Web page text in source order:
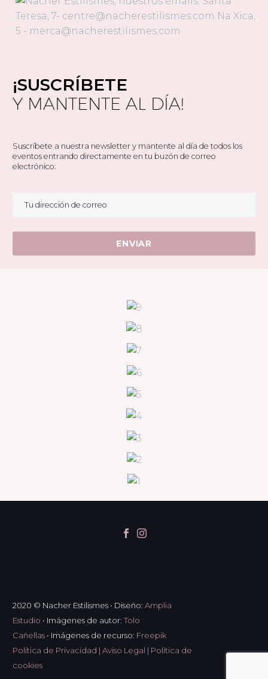
¡SUSCRÍBETE
Y MANTENTE AL DÍA!
Suscríbete a nuestra newsletter y mantente al día de todos los
eventos entrando directamente en tu buzón de correo
electrónico:
2020 © Nacher Estilismes • Diseño:Amplia
Estudio • Imágenes de autor:Tolo
Cañellas • Imágenes de recurso: Freepik
Política de Privacidad | Aviso Legal | Política de
cookies